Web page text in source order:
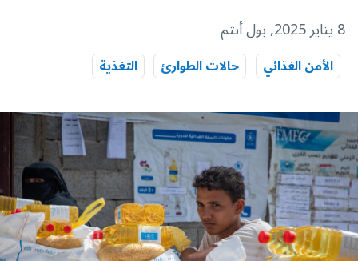
8 يناير 2025 , بول أنثم
الأمن الغذائي حالات الطوارئ التغذية